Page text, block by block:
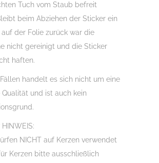
Tuch vom Staub befreit
beim Abziehen der Sticker ein
der Folie zurück war die
nicht gereinigt und die Sticker
haften.
handelt es sich nicht um eine
und ist auch kein
NICHT auf Kerzen verwendet
Kerzen bitte ausschließlich